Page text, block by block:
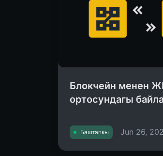
Блокчейн менен
ортосундагы
Баштапкы Jun 26,